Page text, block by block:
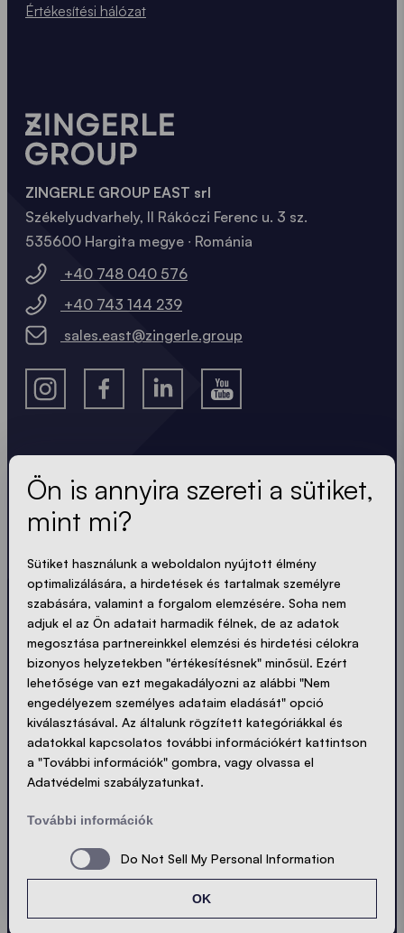
A legfrissebb hírek.
Mindig naprakész. Nincs spam! Rövid, ropogós és
ADATVÉDELEM ELFOGADÁSA
Küldés
LOADING - LOADING - LOADING - LOADING -
Cookies
Kapcsolatfelvétel
Értékesítési hálózat
ZINGERLE GROUP EAST srl
Székelyudvarhely, II Rákóczi Ferenc u. 3 sz.
535600 Hargita megye ∙ Románia
+40 748 040 576
+40 743 144 239
sales.east@zingerle.group
Ön is annyira szereti a sütiket,
mint mi?
Sütiket használunk a weboldalon nyújtott élmény
optimalizálására, a hirdetések és tartalmak személyre
szabására, valamint a forgalom elemzésére. Soha nem
adjuk el az Ön adatait harmadik félnek, de az adatok
megosztása partnereinkkel elemzési és hirdetési célokra
bizonyos helyzetekben "értékesítésnek" minősül. Ezért
lehetősége van ezt megakadályozni az alábbi "Nem
engedélyezem személyes adataim eladását" opció
kiválasztásával. Az általunk rögzített kategóriákkal és
adatokkal kapcsolatos további információkért kattintson
a "További információk" gombra, vagy olvassa el
Adatvédelmi szabályzatunkat.
További információk
Do Not Sell My Personal Information
OK